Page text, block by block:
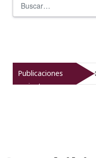
Publicaciones
recientes
de Texcoco